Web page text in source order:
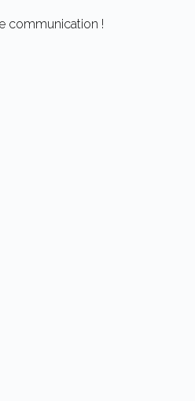
communication !